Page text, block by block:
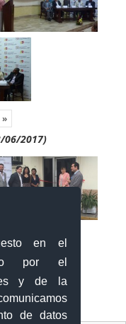
en el
por el
y de la
de datos
»
06/2017)